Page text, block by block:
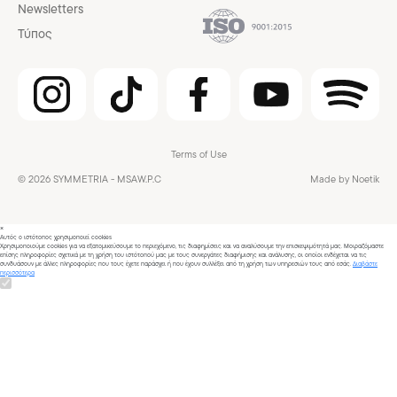
Newsletters
Τύπος
© 2026 SYMMETRIA - MSAW.P.C
Terms of Use
Made by Noetik
×
Αυτός ο ιστότοπος χρησιμοποιεί cookies
Χρησιμοποιούμε cookies για να εξατομικεύσουμε το περιεχόμενο, τις διαφημίσεις και να αναλύσουμε την επισκεψιμότητά μας. Μοιραζόμαστε
επίσης πληροφορίες σχετικά με τη χρήση του ιστότοπού μας με τους συνεργάτες διαφήμισης και ανάλυσης, οι οποίοι ενδέχεται να τις
συνδυάσουν με άλλες πληροφορίες που τους έχετε παράσχει ή που έχουν συλλέξει από τη χρήση των υπηρεσιών τους από εσάς. Διαβάστε
περισσότερα